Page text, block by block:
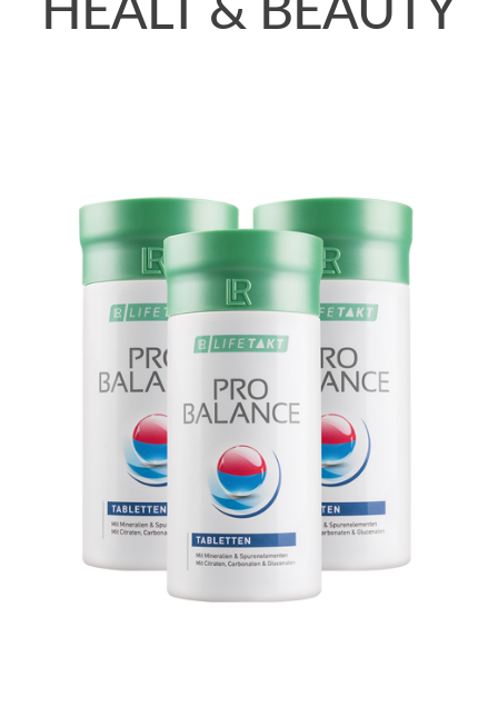
HEALT & BEAUTY